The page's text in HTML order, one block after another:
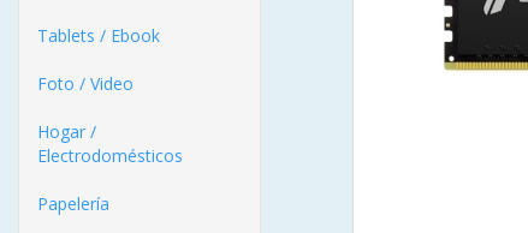
Tablets / Ebook
Foto / Video
Hogar /
Electrodomésticos
Papelería